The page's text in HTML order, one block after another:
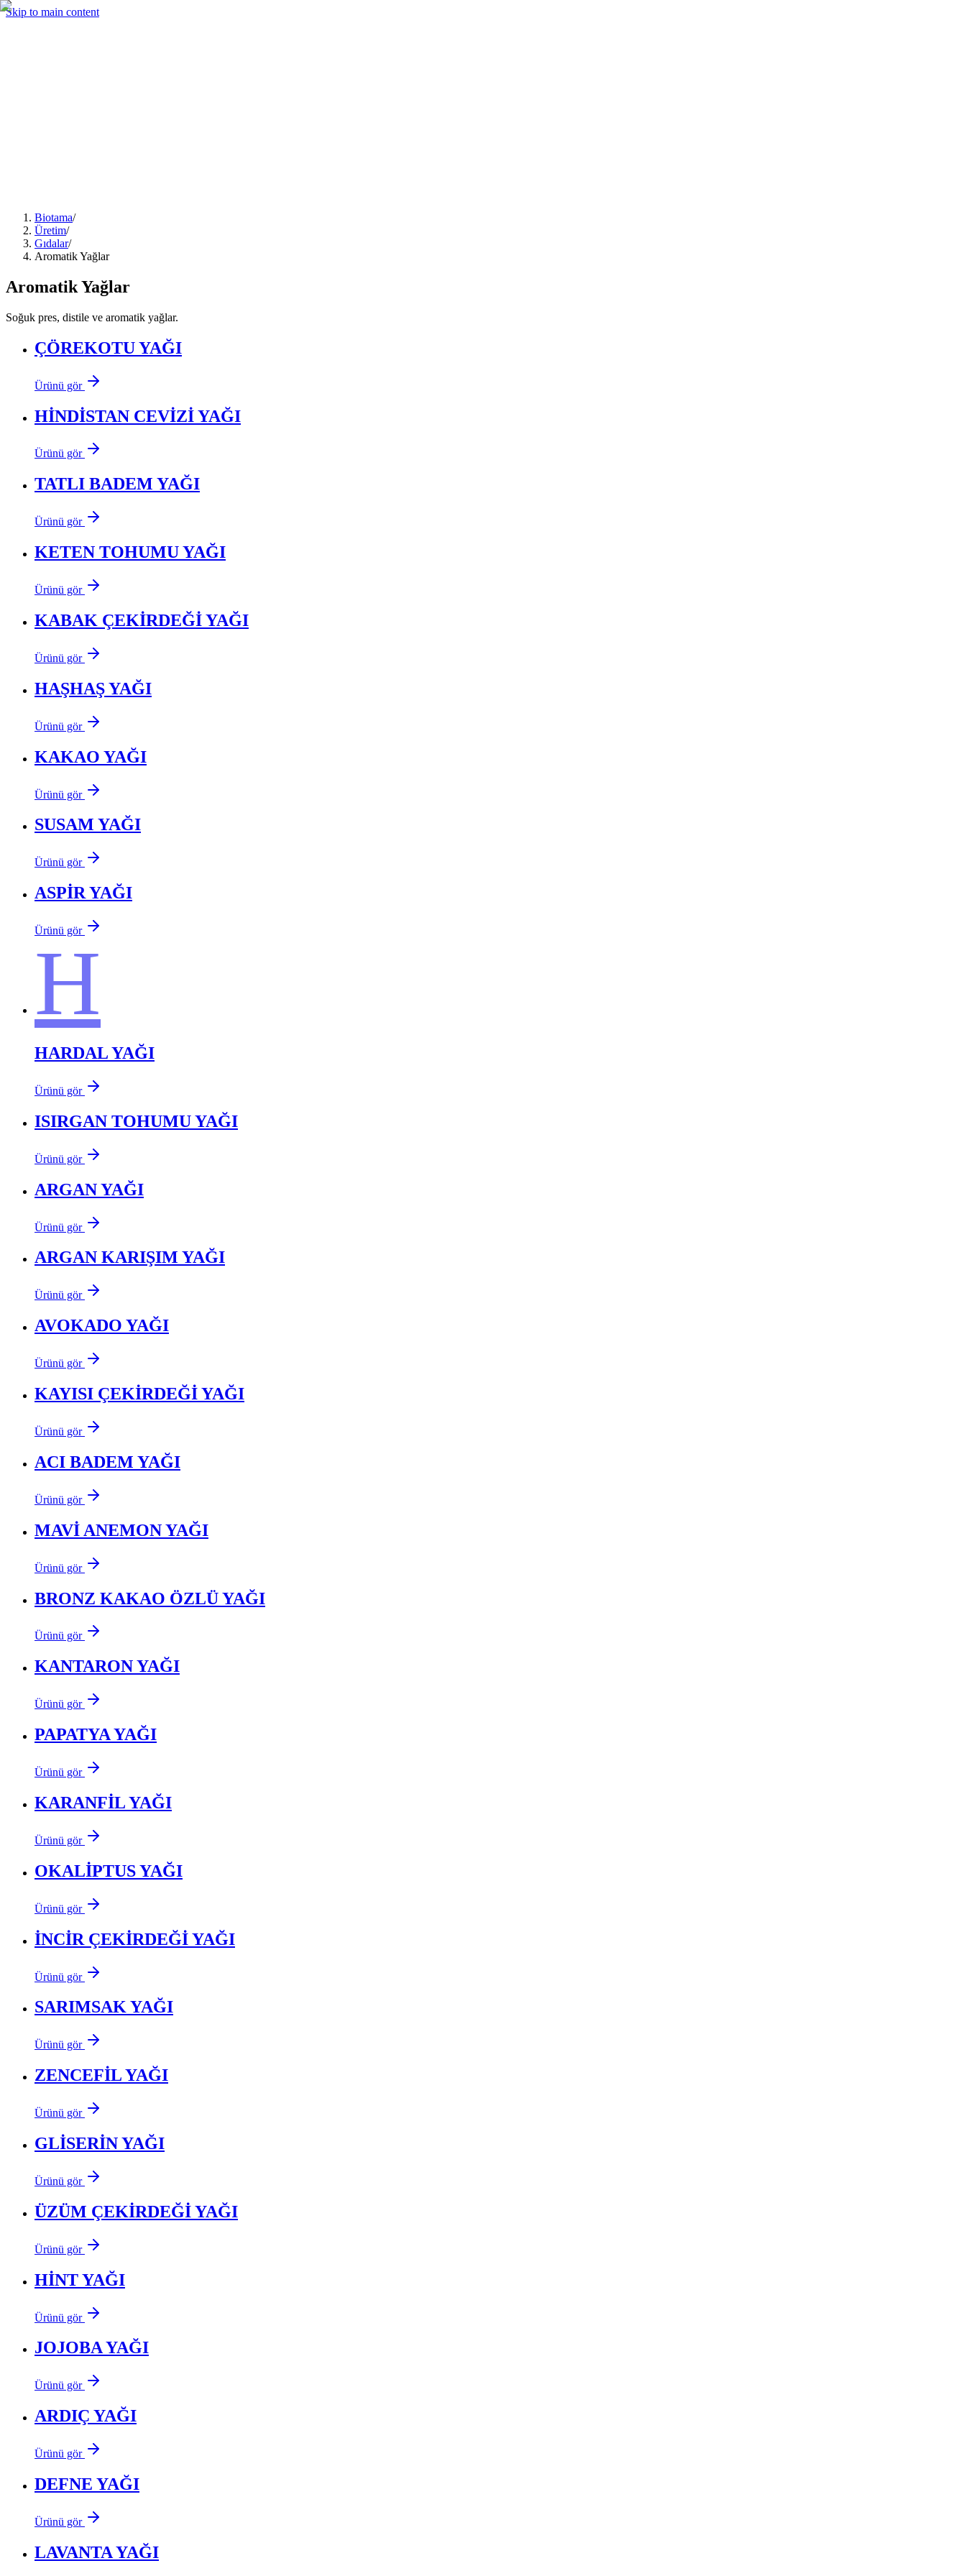
Skip to main content
Biotama/
Üretim/
Gıdalar/
Aromatik Yağlar
Aromatik Yağlar
Soğuk pres, distile ve aromatik yağlar.
ÇÖREKOTU YAĞI
Ürünü gör
HİNDİSTAN CEVİZİ YAĞI
Ürünü gör
TATLI BADEM YAĞI
Ürünü gör
KETEN TOHUMU YAĞI
Ürünü gör
KABAK ÇEKİRDEĞİ YAĞI
Ürünü gör
HAŞHAŞ YAĞI
Ürünü gör
KAKAO YAĞI
Ürünü gör
SUSAM YAĞI
Ürünü gör
ASPİR YAĞI
Ürünü gör
H
HARDAL YAĞI
Ürünü gör
ISIRGAN TOHUMU YAĞI
Ürünü gör
ARGAN YAĞI
Ürünü gör
ARGAN KARIŞIM YAĞI
Ürünü gör
AVOKADO YAĞI
Ürünü gör
KAYISI ÇEKİRDEĞİ YAĞI
Ürünü gör
ACI BADEM YAĞI
Ürünü gör
MAVİ ANEMON YAĞI
Ürünü gör
BRONZ KAKAO ÖZLÜ YAĞI
Ürünü gör
KANTARON YAĞI
Ürünü gör
PAPATYA YAĞI
Ürünü gör
KARANFİL YAĞI
Ürünü gör
OKALİPTUS YAĞI
Ürünü gör
İNCİR ÇEKİRDEĞİ YAĞI
Ürünü gör
SARIMSAK YAĞI
Ürünü gör
ZENCEFİL YAĞI
Ürünü gör
GLİSERİN YAĞI
Ürünü gör
ÜZÜM ÇEKİRDEĞİ YAĞI
Ürünü gör
HİNT YAĞI
Ürünü gör
JOJOBA YAĞI
Ürünü gör
ARDIÇ YAĞI
Ürünü gör
DEFNE YAĞI
Ürünü gör
LAVANTA YAĞI